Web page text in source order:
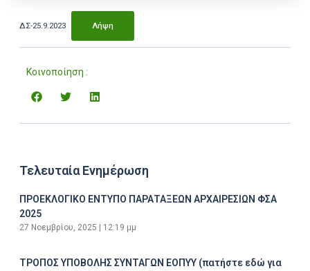
ΔΣ-25.9.2023 Λήψη
Κοινοποίηση :
Τελευταία Ενημέρωση
ΠΡΟΕΚΛΟΓΙΚΟ ΕΝΤΥΠΟ ΠΑΡΑΤΑΞΕΩΝ ΑΡΧΑΙΡΕΣΙΩΝ ΦΣΑ
2025
27 Νοεμβρίου, 2025 12:19 μμ
ΤΡΟΠΟΣ ΥΠΟΒΟΛΗΣ ΣΥΝΤΑΓΩΝ ΕΟΠΥΥ (πατήστε εδώ για